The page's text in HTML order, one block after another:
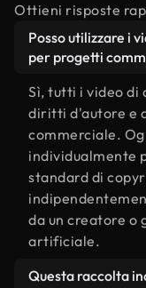
Ottieni risposte
Posso utilizzare i
per progetti
Sì, tutti i video di
diritti d'autore e
commerciale.
individualmente
standard di
da un creatore o
artificiale.
Questa raccolta